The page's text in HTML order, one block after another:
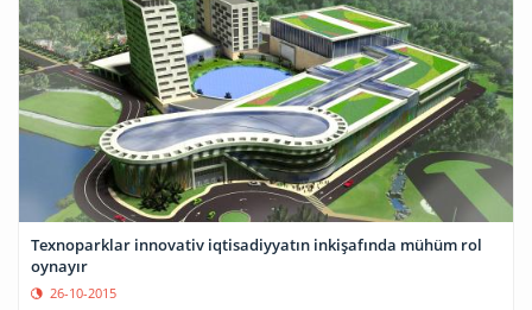
Texnoparklar innovativ iqtisadiyyatın inkişafında mühüm rol
oynayır
26-10-2015